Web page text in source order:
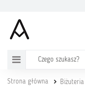
Strona główna Biżuteria